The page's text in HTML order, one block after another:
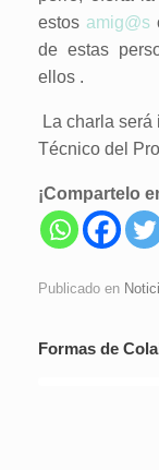
estos amig@s
de estas
ellos .
La charla
Técnico del
¡Compartelo
Publicado en
Formas de